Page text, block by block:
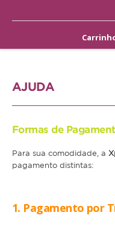
Cão
Júnior
Adulto
Sénior
AJUDA
Formas de
Para sua comodidade, a
pagamento distintas:
1. Pagamento por